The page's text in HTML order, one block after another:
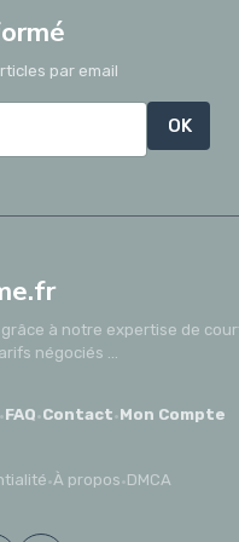
par email
OK
à notre expertise de
négociés ...
FAQ·Contact·Mon Compte
·À propos·DMCA